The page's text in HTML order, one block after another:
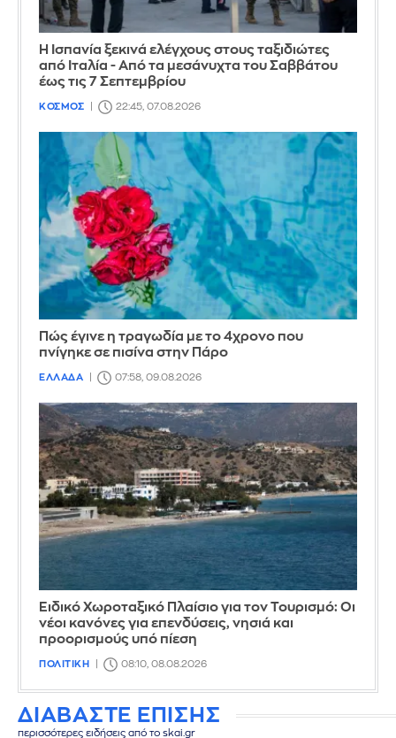
Η Ισπανία ξεκινά ελέγχους στους ταξιδιώτες
από Ιταλία - Από τα μεσάνυχτα του Σαββάτου
έως τις 7 Σεπτεμβρίου
ΚΟΣΜΟΣ 22:45, 07.08.2026
Πώς έγινε η τραγωδία με το 4χρονο που
πνίγηκε σε πισίνα στην Πάρο
ΕΛΛΑΔΑ 07:58, 09.08.2026
Ειδικό Χωροταξικό Πλαίσιο για τον Τουρισμό: Οι
νέοι κανόνες για επενδύσεις, νησιά και
προορισμούς υπό πίεση
ΠΟΛΙΤΙΚΗ 08:10, 08.08.2026
ΔΙΑΒΑΣΤΕ ΕΠΙΣΗΣ
περισσότερες ειδήσεις από το skai.gr